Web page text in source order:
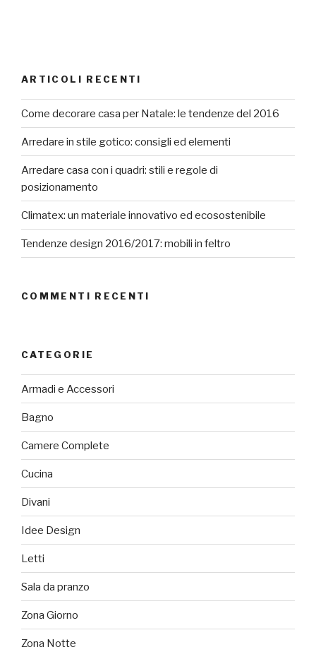
ARTICOLI RECENTI
Come decorare casa per Natale: le tendenze del 2016
Arredare in stile gotico: consigli ed elementi
Arredare casa con i quadri: stili e regole di
posizionamento
Climatex: un materiale innovativo ed ecosostenibile
Tendenze design 2016/2017: mobili in feltro
COMMENTI RECENTI
CATEGORIE
Armadi e Accessori
Bagno
Camere Complete
Cucina
Divani
Idee Design
Letti
Sala da pranzo
Zona Giorno
Zona Notte